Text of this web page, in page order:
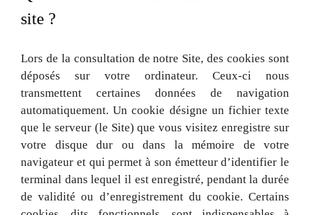
site ?
Lors de la consultation de notre Site, des cookies sont
déposés sur votre ordinateur. Ceux-ci nous
transmettent certaines données de navigation
automatiquement. Un cookie désigne un fichier texte
que le serveur (le Site) que vous visitez enregistre sur
votre disque dur ou dans la mémoire de votre
navigateur et qui permet à son émetteur d’identifier le
terminal dans lequel il est enregistré, pendant la durée
de validité ou d’enregistrement du cookie. Certains